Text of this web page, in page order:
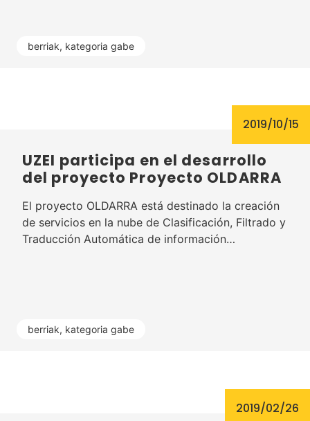
berriak, kategoria gabe
berriak, kategoria gabe
2019/10/15
UZEI participa en el desarrollo
del proyecto Proyecto OLDARRA
El proyecto OLDARRA está destinado la creación
de servicios en la nube de Clasificación, Filtrado y
Traducción Automática de información…
2019/02/26